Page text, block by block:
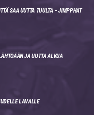
SAA UUTTA TUULTA – JIMPPHAT
JA UUTTA ALKUA
LAVALLE